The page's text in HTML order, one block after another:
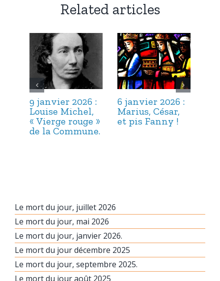
Related articles
9 janvier 2026 :
Louise Michel,
« Vierge rouge »
de la Commune.
6 janvier 2026 :
Marius, César,
et pis Fanny !
Le mort du jour, juillet 2026
Le mort du jour, mai 2026
Le mort du jour, janvier 2026.
Le mort du jour décembre 2025
Le mort du jour, septembre 2025.
Le mort du jour août 2025